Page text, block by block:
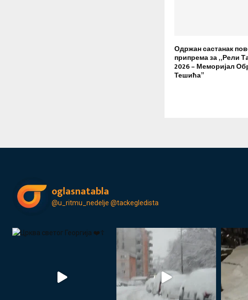
Одржан састанак
припрема за „Рели
2026 – Меморијал
Тешића”
oglasnatabla
@u_ritmu_nedelje @tackegledista